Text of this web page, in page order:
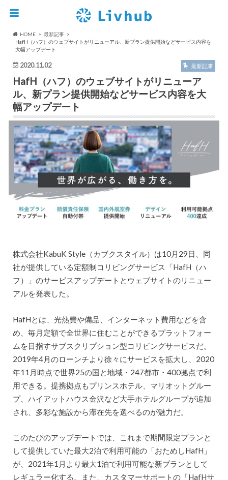
HOME
最新記事
HafH（ハフ）のウェブサイトがリニューアル、新プラン提供開始などサービス内容を
大幅アップデート
2020.11.02 最新記事
HafH（ハフ）のウェブサイトがリニューア
ル、新プラン提供開始などサービス内容を大
幅アップデート
株式会社KabuK Style（カブクスタイル）は10月29日、同
社が提供している定額制コリビングサービス「HafH（ハ
フ）」のサービスアップデートとウェブサイトのリニュー
アルを発表した。
HafHとは、光熱費や備品、インターネット費用などを含
め、毎月定額で全世界に住むことができるプラットフォー
ムを目指すサブスクリプション型コリビングサービスだ。
2019年4月のローンチより徐々にサービスを拡大し、2020
年11月時点で世界25の国と地域・247都市・400拠点で利
用できる。提携拠点もプリンスホテル、マリオットグルー
プ、ハイアットハウス金沢など大手ホテルグループが追加
され、多彩な施設から滞在先を選べるのが魅力だ。
このたびのアップデートでは、これまで期間限定プランと
して提供していた最大2泊で利用可能の「おためしHafH」
が、2021年1月より最大1泊で利用可能な新プランとして
レギュラー化する。また、カスタマーサポートの「HafHサ